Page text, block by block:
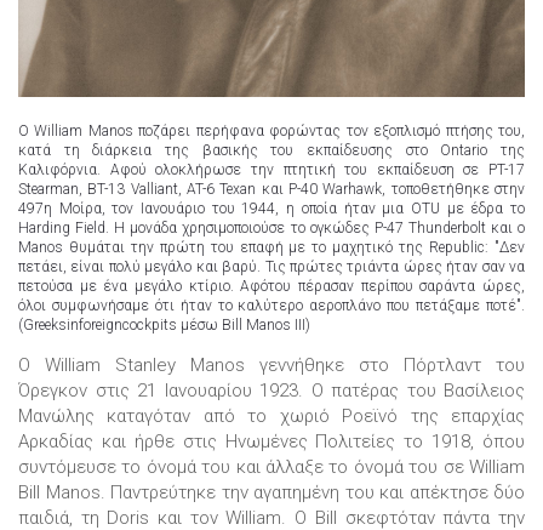
Ο William Manos ποζάρει περήφανα φορώντας τον εξοπλισμό πτήσης του,
κατά τη διάρκεια της βασικής του εκπαίδευσης στο Ontario της
Καλιφόρνια. Αφού ολοκλήρωσε την πτητική του εκπαίδευση σε PT-17
Stearman, BT-13 Valliant, AT-6 Texan και P-40 Warhawk, τοποθετήθηκε στην
497η Μοίρα, τον Ιανουάριο του 1944, η οποία ήταν μια OTU με έδρα το
Harding Field. Η μονάδα χρησιμοποιούσε το ογκώδες P-47 Thunderbolt και ο
Manos θυμάται την πρώτη του επαφή με το μαχητικό της Republic: "Δεν
πετάει, είναι πολύ μεγάλο και βαρύ. Τις πρώτες τριάντα ώρες ήταν σαν να
πετούσα με ένα μεγάλο κτίριο. Αφότου πέρασαν περίπου σαράντα ώρες,
όλοι συμφωνήσαμε ότι ήταν το καλύτερο αεροπλάνο που πετάξαμε ποτέ".
(Greeksinforeigncockpits μέσω Bill Manos III)
Ο William Stanley Manos γεννήθηκε στο Πόρτλαντ του
Όρεγκον στις 21 Ιανουαρίου 1923. Ο πατέρας του Βασίλειος
Μανώλης καταγόταν από το χωριό Ροεϊνό της επαρχίας
Αρκαδίας και ήρθε στις Ηνωμένες Πολιτείες το 1918, όπου
συντόμευσε το όνομά του και άλλαξε το όνομά του σε William
Bill Manos. Παντρεύτηκε την αγαπημένη του και απέκτησε δύο
παιδιά, τη Doris και τον William. Ο Bill σκεφτόταν πάντα την